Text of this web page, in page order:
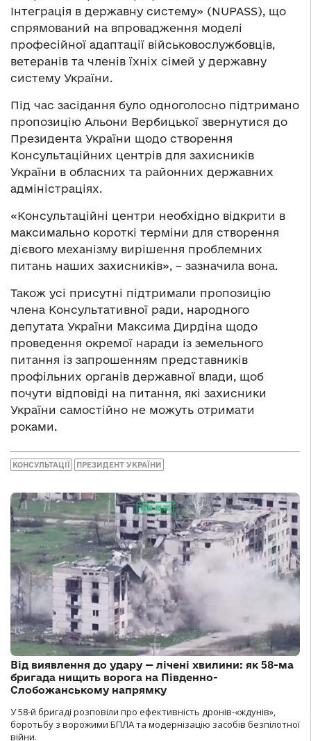
Інтеграція в державну систему» (NUPASS), що
спрямований на впровадження моделі
професійної адаптації військовослужбовців,
ветеранів та членів їхніх сімей у державну
систему України.
Під час засідання було одноголосно підтримано
пропозицію Альони Вербицької звернутися до
Президента України щодо створення
Консультаційних центрів для захисників
України в обласних та районних державних
адміністраціях.
«Консультаційні центри необхідно відкрити в
максимально короткі терміни для створення
дієвого механізму вирішення проблемних
питань наших захисників», – зазначила вона.
Також усі присутні підтримали пропозицію
члена Консультативної ради, народного
депутата України Максима Дирдіна щодо
проведення окремої наради із земельного
питання із запрошенням представників
профільних органів державної влади, щоб
почути відповіді на питання, які захисники
України самостійно не можуть отримати
роками.
КОНСУЛЬТАЦІЇ ПРЕЗИДЕНТ УКРАЇНИ
Від виявлення до удару — лічені хвилини: як 58-ма
бригада нищить ворога на Південно-
Слобожанському напрямку
У 58-й бригаді розповіли про ефективність дронів-«ждунів»,
боротьбу з ворожими БПЛА та модернізацію засобів безпілотної
війни.